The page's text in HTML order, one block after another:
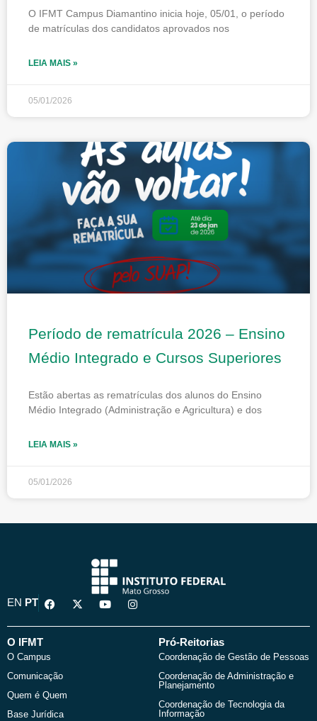
O IFMT Campus Diamantino inicia hoje, 05/01, o período
de matrículas dos candidatos aprovados nos
LEIA MAIS »
05/01/2026
Período de rematrícula 2026 – Ensino
Médio Integrado e Cursos Superiores
Estão abertas as rematrículas dos alunos do Ensino
Médio Integrado (Administração e Agricultura) e dos
LEIA MAIS »
05/01/2026
EN PT
F
a
e
o
k
X
-
w
Y
o
t
I
n
t
O IFMT
O Campus
Comunicação
Quem é Quem
Base Jurídica
Pró-Reitorias
Coordenação de Gestão de Pessoas
Coordenação de Administração e
Planejamento
Coordenação de Tecnologia da
Informação